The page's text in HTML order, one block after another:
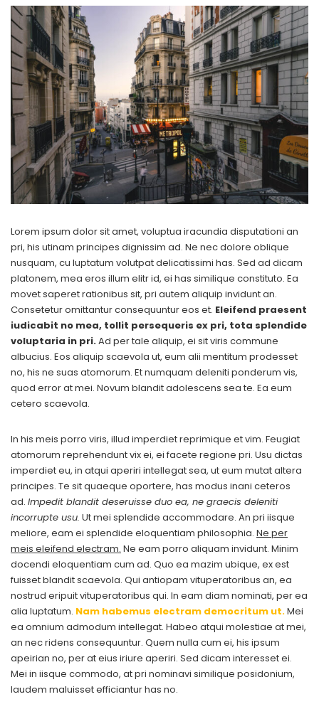
Lorem ipsum dolor sit amet, voluptua iracundia disputationi an
pri, his utinam principes dignissim ad. Ne nec dolore oblique
nusquam, cu luptatum volutpat delicatissimi has. Sed ad dicam
platonem, mea eros illum elitr id, ei has similique constituto. Ea
movet saperet rationibus sit, pri autem aliquip invidunt an.
Consetetur omittantur consequuntur eos et. Eleifend praesent
iudicabit no mea, tollit persequeris ex pri, tota splendide
voluptaria in pri.Ad per tale aliquip, ei sit viris commune
albucius. Eos aliquip scaevola ut, eum alii mentitum prodesset
no, his ne suas atomorum. Et numquam deleniti ponderum vis,
quod error at mei. Novum blandit adolescens sea te. Ea eum
cetero scaevola.
In his meis porro viris, illud imperdiet reprimique et vim. Feugiat
atomorum reprehendunt vix ei, ei facete regione pri. Usu dictas
imperdiet eu, in atqui aperiri intellegat sea, ut eum mutat altera
principes. Te sit quaeque oportere, has modus inani ceteros
ad. Impedit blandit deseruisse duo ea, ne graecis deleniti
incorrupte usu. Ut mei splendide accommodare. An pri iisque
meliore, eam ei splendide eloquentiam philosophia. Ne per
meis eleifend electram. Ne eam porro aliquam invidunt. Minim
docendi eloquentiam cum ad. Quo ea mazim ubique, ex est
fuisset blandit scaevola. Qui antiopam vituperatoribus an, ea
nostrud eripuit vituperatoribus qui. In eam diam nominati, per ea
alia luptatum. Nam habemus electram democritum ut.Mei
ea omnium admodum intellegat. Habeo atqui molestiae at mei,
an nec ridens consequuntur. Quem nulla cum ei, his ipsum
apeirian no, per at eius iriure aperiri. Sed dicam interesset ei.
Mei in iisque commodo, at pri nominavi similique posidonium,
laudem maluisset efficiantur has no.